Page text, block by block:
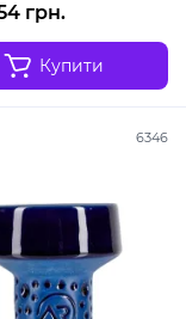
грн.
Купити
6346